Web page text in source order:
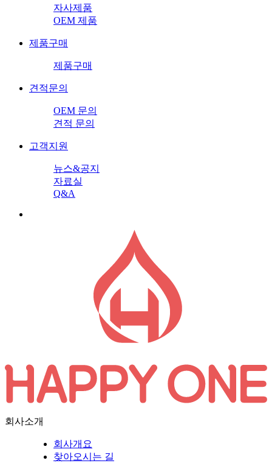
자사제품
OEM 제품
제품구매
제품구매
견적문의
OEM 문의
견적 문의
고객지원
뉴스&공지
자료실
Q&A
회사소개
회사개요
찾아오시는 길